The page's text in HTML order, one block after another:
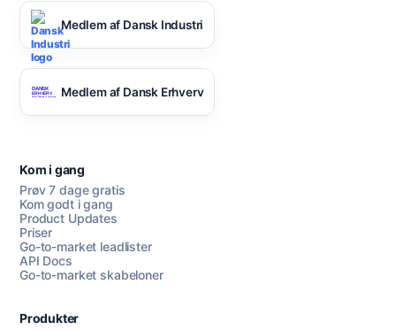
Medlem af Dansk Industri
Medlem af Dansk Erhverv
Kom i gang
Prøv 7 dage gratis
Kom godt i gang
Product Updates
Priser
Go-to-market leadlister
API Docs
Go-to-market skabeloner
Produkter